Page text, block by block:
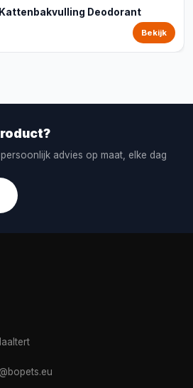
Deodorant
Bekijk
advies op maat, elke dag